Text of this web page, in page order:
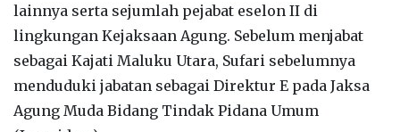
lainnya serta sejumlah pejabat eselon II di
lingkungan Kejaksaan Agung. Sebelum menjabat
sebagai Kajati Maluku Utara, Sufari sebelumnya
menduduki jabatan sebagai Direktur E pada Jaksa
Agung Muda Bidang Tindak Pidana Umum